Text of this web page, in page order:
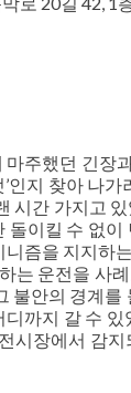
주했던 긴장
인지 찾아 나
시간 가지고
이킬 수 없
즘을 지지하
는 운전을 사
불안의 경계
까지 갈 수
시장에서 감